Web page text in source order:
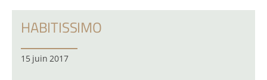
HABITISSIMO
15 juin 2017